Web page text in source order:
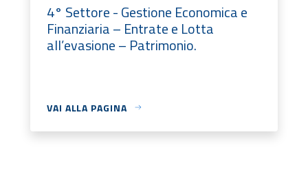
4° Settore - Gestione Economica e
Finanziaria – Entrate e Lotta
all’evasione – Patrimonio.
VAI ALLA PAGINA